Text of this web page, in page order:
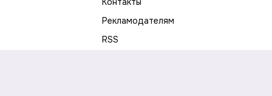
Рекламодателям
RSS